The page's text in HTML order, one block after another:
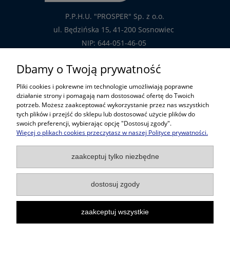
P.P.H.U. "PROSPER" Sp. z o.o.
ul. Będzińska 15, 41-200 Sosnowiec
NIP: 644-051-46-05
tel.: 32-785-29-00
tel. kom: 609-808-147
handlowy@prosper.com.pl
Informacje
Pomoc w zakupach
Popularne kategorie
Dbamy o Twoją prywatność
Pliki cookies i pokrewne im technologie umożliwiają poprawne
działanie strony i pomagają nam dostosować ofertę do Twoich
potrzeb. Możesz zaakceptować wykorzystanie przez nas wszystkich
tych plików i przejść do sklepu lub dostosować użycie plików do
swoich preferencji, wybierając opcję "Dostosuj zgody".
Więcej o plikach cookies przeczytasz w naszej Polityce prywatności.
zaakceptuj tylko niezbędne
dostosuj zgody
zaakceptuj wszystkie